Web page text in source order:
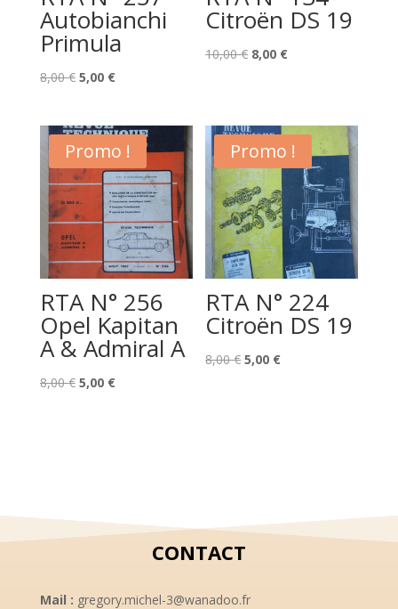
Autobianchi
Primula
8,00€ Le
initial
était :
8,00 €.
5,00 €Le
actuel
est :
5,00 €.
Citroën DS 19
10,00€ Le
était :
10,00 €.
8,00 €Le
est :
8,00 €.
Promo !
RTA N° 256
Opel Kapitan
A & Admiral A
8,00€ Le
5,00 €Le
Promo !
RTA N° 224
Citroën DS 19
8,00€ Le
5,00 €Le
CONTACT
Mail : gregory.michel-3@wanadoo.fr